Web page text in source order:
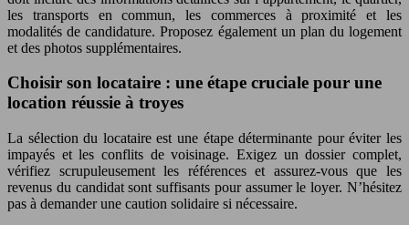
les transports en commun, les commerces à proximité et les
modalités de candidature. Proposez également un plan du logement
et des photos supplémentaires.
Choisir son locataire : une étape cruciale pour une
location réussie à troyes
La sélection du locataire est une étape déterminante pour éviter les
impayés et les conflits de voisinage. Exigez un dossier complet,
vérifiez scrupuleusement les références et assurez-vous que les
revenus du candidat sont suffisants pour assumer le loyer. N’hésitez
pas à demander une caution solidaire si nécessaire.